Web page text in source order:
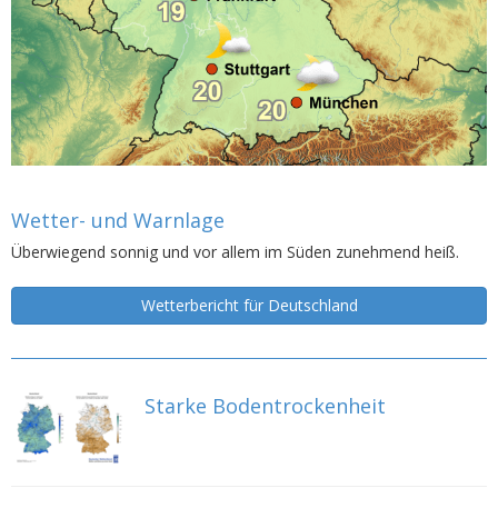
Wetter- und Warnlage
Überwiegend sonnig und vor allem im Süden zunehmend heiß.
Wetterbericht für Deutschland
Starke Bodentrockenheit